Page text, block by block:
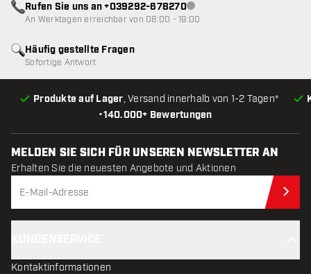
•140.000+ Bewertungen
Produkte auf Lager, Versand innerhalb von 1-2 Tagen*
Häufig gestellte Fragen
Sofortige Antwort
Rufen Sie uns an +039292-678270Kundenservice nicht
An Werktagen erreichbar von 08:00 - 19:00
MELDEN SIE SICH FÜR UNSEREN NEWSLETTER AN
Erhalten Sie die neuesten Angebote und Aktionen
Kontaktinformationen